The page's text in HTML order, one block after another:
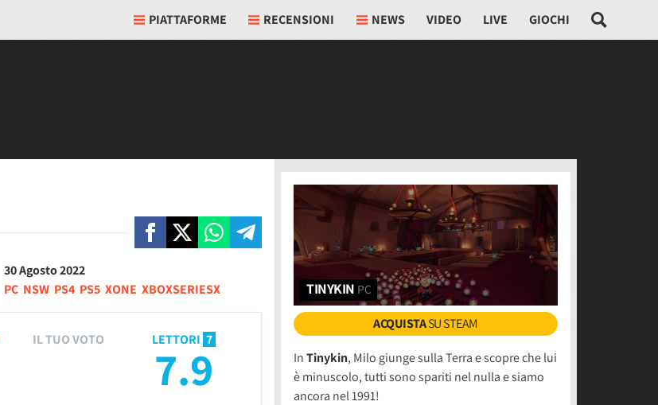
PIATTAFORME RECENSIONI NEWS VIDEO LIVE GIOCHI
30 Agosto 2022
PC NSW PS4 PS5 XONE XBOXSERIESX
LETTORI 7
7.9
IL TUO VOTO
TINYKIN PC
ACQUISTASU STEAM
InTinykin, Milo giunge sulla Terra e scopre che lui
è minuscolo, tutti sono spariti nel nulla e siamo
ancora nel 1991!